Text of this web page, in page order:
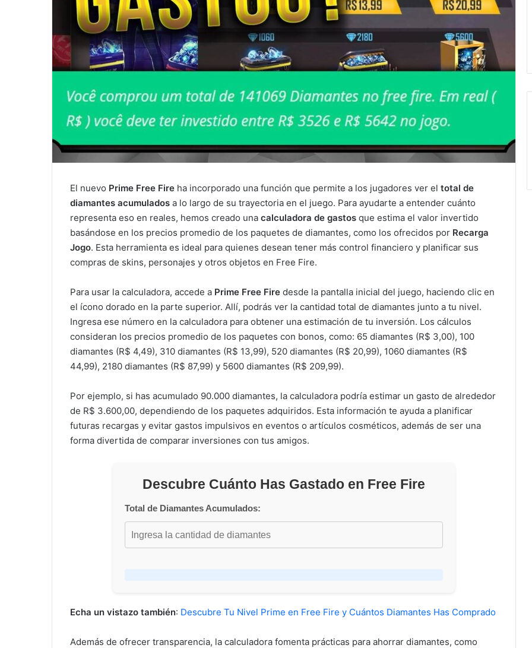
El nuevo Prime Free Fire ha incorporado una función que permite a los jugadores ver el total de
diamantes acumulados a lo largo de su trayectoria en el juego. Para ayudarte a entender cuánto
representa eso en reales, hemos creado una calculadora de gastos que estima el valor invertido
basándose en los precios promedio de los paquetes de diamantes, como los ofrecidos por Recarga
Jogo. Esta herramienta es ideal para quienes desean tener más control financiero y planificar sus
compras de skins, personajes y otros objetos en Free Fire.
Para usar la calculadora, accede a Prime Free Fire desde la pantalla inicial del juego, haciendo clic en
el ícono dorado en la parte superior. Allí, podrás ver la cantidad total de diamantes junto a tu nivel.
Ingresa ese número en la calculadora para obtener una estimación de tu inversión. Los cálculos
consideran los precios promedio de los paquetes con bonos, como: 65 diamantes (R$ 3,00), 100
diamantes (R$ 4,49), 310 diamantes (R$ 13,99), 520 diamantes (R$ 20,99), 1060 diamantes (R$
44,99), 2180 diamantes (R$ 87,99) y 5600 diamantes (R$ 209,99).
Por ejemplo, si has acumulado 90.000 diamantes, la calculadora podría estimar un gasto de alrededor
de R$ 3.600,00, dependiendo de los paquetes adquiridos. Esta información te ayuda a planificar
futuras recargas y evitar gastos impulsivos en eventos o artículos cosméticos, además de ser una
forma divertida de comparar inversiones con tus amigos.
Descubre Cuánto Has Gastado en Free Fire
Total de Diamantes Acumulados:
Echa un vistazo también: Descubre Tu Nivel Prime en Free Fire y Cuántos Diamantes Has Comprado
Además de ofrecer transparencia, la calculadora fomenta prácticas para ahorrar diamantes, como